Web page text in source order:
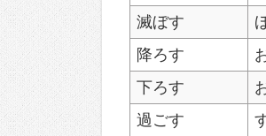
滅ぼす
降ろす
下ろす
過ごす